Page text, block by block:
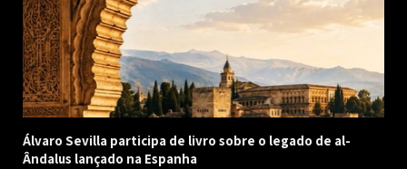
Álvaro Sevilla participa de livro sobre o legado de al-
Ândalus lançado na Espanha